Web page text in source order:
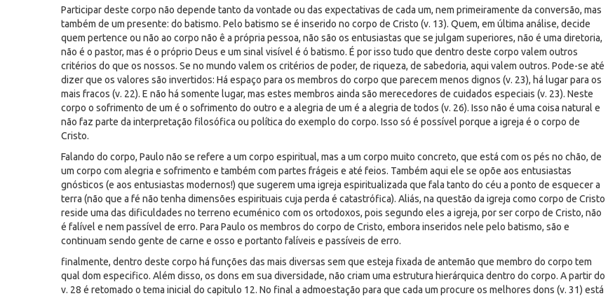
Participar deste corpo não depende tanto da vontade ou das expectativas de cada um, nem primeiramente da conversão, mas
também de um presente: do batismo. Pelo batismo se é inserido no corpo de Cristo (v. 13). Quem, em última análise, decide
quem pertence ou não ao corpo não ê a própria pessoa, não são os entusiastas que se julgam superiores, não é uma diretoria,
não é o pastor, mas é o próprio Deus e um sinal visível é ó batismo. É por isso tudo que dentro deste corpo valem outros
critérios do que os nossos. Se no mundo valem os critérios de poder, de riqueza, de sabedoria, aqui valem outros. Pode-se até
dizer que os valores são invertidos: Há espaço para os membros do corpo que parecem menos dignos (v. 23), há lugar para os
mais fracos (v. 22). E não há somente lugar, mas estes membros ainda são merecedores de cuidados especiais (v. 23). Neste
corpo o sofrimento de um é o sofrimento do outro e a alegria de um é a alegria de todos (v. 26). Isso não é uma coisa natural e
não faz parte da interpretação filosófica ou política do exemplo do corpo. Isso só é possível porque a igreja é o corpo de
Cristo.
Falando do corpo, Paulo não se refere a um corpo espiritual, mas a um corpo muito concreto, que está com os pés no chão, de
um corpo com alegria e sofrimento e também com partes frágeis e até feios. Também aqui ele se opõe aos entusiastas
gnósticos (e aos entusiastas modernos!) que sugerem uma igreja espiritualizada que fala tanto do céu a ponto de esquecer a
terra (não que a fé não tenha dimensões espirituais cuja perda é catastrófica). Aliás, na questão da igreja como corpo de Cristo
reside uma das dificuldades no terreno ecuménico com os ortodoxos, pois segundo eles a igreja, por ser corpo de Cristo, não
é falível e nem passível de erro. Para Paulo os membros do corpo de Cristo, embora inseridos nele pelo batismo, são e
continuam sendo gente de carne e osso e portanto falíveis e passíveis de erro.
finalmente, dentro deste corpo há funções das mais diversas sem que esteja fixada de antemão que membro do corpo tem
qual dom especifico. Além disso, os dons em sua diversidade, não criam uma estrutura hierárquica dentro do corpo. A partir do
v. 28 é retomado o tema inicial do capitulo 12. No final a admoestação para que cada um procure os melhores dons (v. 31) está